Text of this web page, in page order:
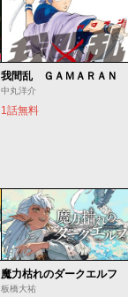
我間乱 ＧＡＭＡＲＡＮ
中丸洋介
1話無料
魔力枯れのダークエルフ
板橋大祐